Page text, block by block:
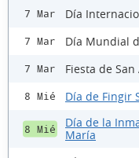
7 Mar Día
7 Mar Día Mundial
7 Mar Fiesta de
8 Mié Día de Fingir
8 Mié
Día de la
María